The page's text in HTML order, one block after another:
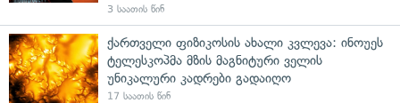
3 საათის წინ
ქართველი ფიზიკოსის ახალი კვლევა: ინოუეს
ტელესკოპმა მზის მაგნიტური ველის
უნიკალური კადრები გადაიღო
17 საათის წინ